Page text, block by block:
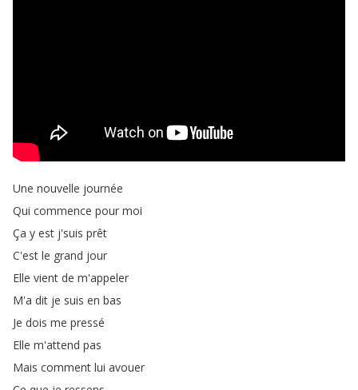
Une nouvelle journée
Qui commence pour moi
Ça y est j'suis prêt
C'est le grand jour
Elle vient de m'appeler
M'a dit je suis en bas
Je dois me pressé
Elle m'attend pas
Mais comment lui avouer